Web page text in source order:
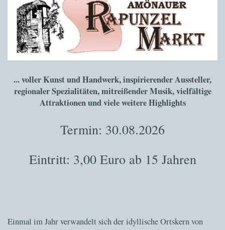
... voller Kunst und Handwerk, inspirierender Aussteller,
regionaler Spezialitäten, mitreißender Musik, vielfältige
Attraktionen und viele weitere Highlights
Termin: 30.08.2026
Eintritt: 3,00 Euro ab 15 Jahren
Einmal im Jahr verwandelt sich der idyllische Ortskern von